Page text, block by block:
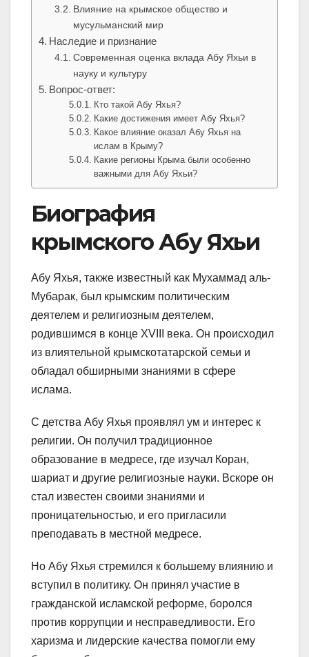
Влияние на крымское общество и
мусульманский мир
Наследие и признание
Современная оценка вклада Абу Яхьи в
науку и культуру
Вопрос-ответ:
Кто такой Абу Яхья?
Какие достижения имеет Абу Яхья?
Какое влияние оказал Абу Яхья на
ислам в Крыму?
Какие регионы Крыма были особенно
важными для Абу Яхьи?
Биография
крымского Абу Яхьи
Абу Яхья, также известный как Мухаммад аль-
Мубарак, был крымским политическим
деятелем и религиозным деятелем,
родившимся в конце XVIII века. Он происходил
из влиятельной крымскотатарской семьи и
обладал обширными знаниями в сфере
ислама.
С детства Абу Яхья проявлял ум и интерес к
религии. Он получил традиционное
образование в медресе, где изучал Коран,
шариат и другие религиозные науки. Вскоре он
стал известен своими знаниями и
проницательностью, и его пригласили
преподавать в местной медресе.
Но Абу Яхья стремился к большему влиянию и
вступил в политику. Он принял участие в
гражданской исламской реформе, боролся
против коррупции и несправедливости. Его
харизма и лидерские качества помогли ему